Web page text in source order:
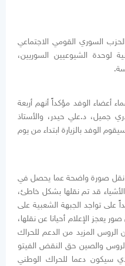
السوري القومي الاجتماعي
لوحدة الشيوعيين السوريين،
.
أعضاء الوفد مؤكداً أنهم أربعة
جميل، د.علي حيدر، والأستاذ
الوفد بالزيارة ابتداء من يوم
نقل صورة واضحة عما يحصل في
قد تم نقلها بشكل خاطئ،
على تواجد الجبهة الشعبية على
يعجز الإعلام أحيانا عن نقلها،
الروس المزيد من الدعم للحراك
الروس والصين حق النقض الفيتو
سيكون دعما للحراك الوطني